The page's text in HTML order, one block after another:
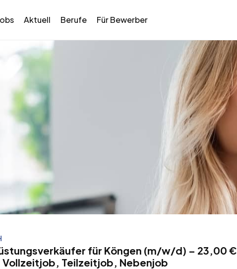
Aktuell Berufe Für Bewerber
für Köngen (m/w/d) – 23,00 €
Vollzeitjob, Teilzeitjob, Nebenjob